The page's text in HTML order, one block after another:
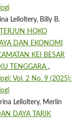
Lelloltery, Billy B.
HOKO
DAN EKONOMI
KEI BESAR
TENGGARA ,
Vol. 2 No. 9 (2025):
Lelloltery, Merlin
DAYA TARIK